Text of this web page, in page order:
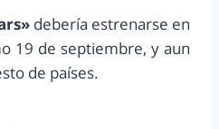
debería estrenarse en
19 de septiembre, y aun
de países.